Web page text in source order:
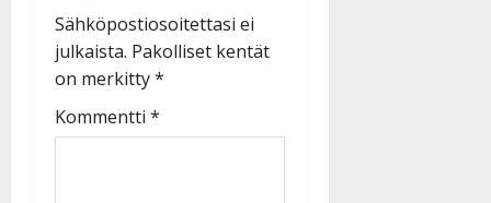
Sähköpostiosoitettasi ei
julkaista. Pakolliset kentät
on merkitty*
Kommentti *